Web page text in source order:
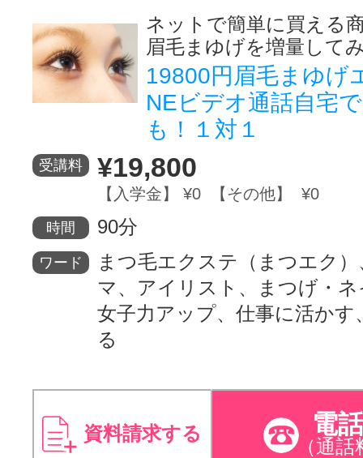
サイトマッ
ネットで簡単に買える
眉毛まゆげを増量して
19800円眉毛まゆげ
NEビデオ通話自宅
も！１対１
受講料 ¥19,800
【入学金】 ¥0 【その他】 ¥0
時間 90分
ワード
まつ毛エクステ（まつエク
マ、アイリスト、まつげ・
女子力アップ、仕事に活かす
る
資料請求する 電
（通話